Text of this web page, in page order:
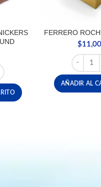
SNICKERS PAQUETE X6
FERRERO
$
AÑADIR AL